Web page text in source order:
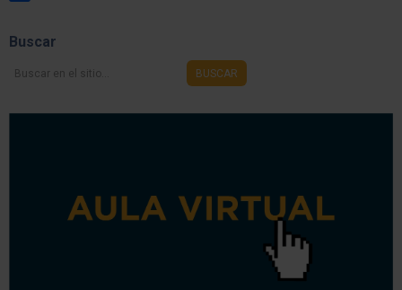
Buscar
Buscar
BUSCAR